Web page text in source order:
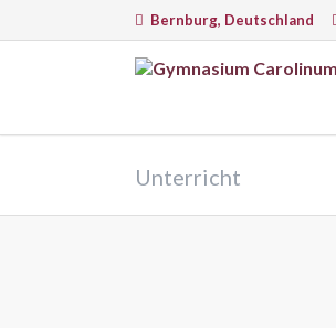
Bernburg, Deutschland
Deutsch
Englisch
Unterricht